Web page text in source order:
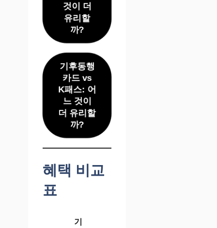
것이 더
유리할
까?
기후동행
카드 vs
K패스: 어
느 것이
더 유리할
까?
혜택 비교
표
기